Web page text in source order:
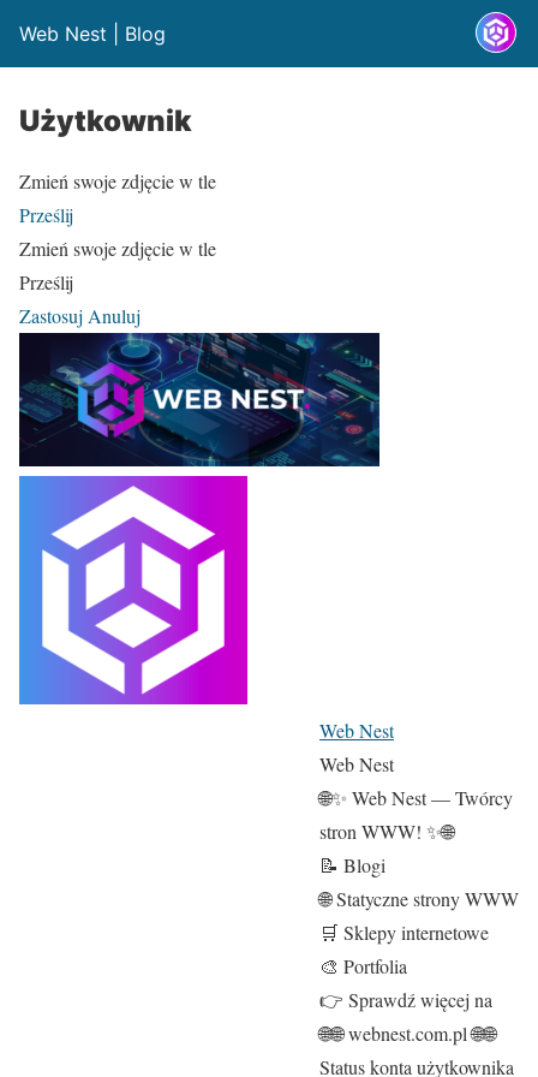
Web Nest | Blog
Użytkownik
Zmień swoje zdjęcie w tle
Prześlij
Zmień swoje zdjęcie w tle
Prześlij
Zastosuj Anuluj
Web Nest
Web Nest
🌐✨ Web Nest — Twórcy
stron WWW! ✨🌐
📝 Blogi
🌐 Statyczne strony WWW
🛒 Sklepy internetowe
🎨 Portfolia
👉 Sprawdź więcej na
🌐🌐 webnest.com.pl 🌐🌐
Status konta użytkownika